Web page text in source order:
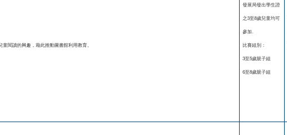
閱讀的興趣，藉此推動圖書館利用教育。
發展局發出學生證
之3至8歲兒童均可
參加.
比賽組別：
3至5歲親子組
6至8歲親子組